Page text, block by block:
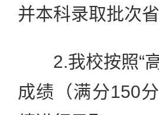
并本科录取批次
2.我校按照“高
成绩（满分150